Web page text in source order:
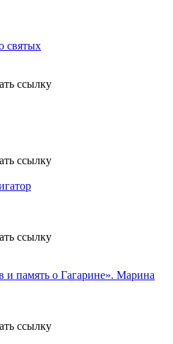
святых
память о Гагарине». Марина